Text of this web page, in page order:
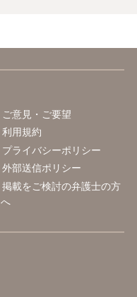
ご意見・ご要望
利用規約
プライバシーポリシー
外部送信ポリシー
掲載をご検討の弁護士の方
へ